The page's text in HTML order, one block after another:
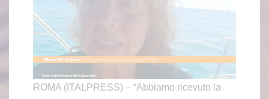
ROMA (ITALPRESS) – “Abbiamo ricevuto la